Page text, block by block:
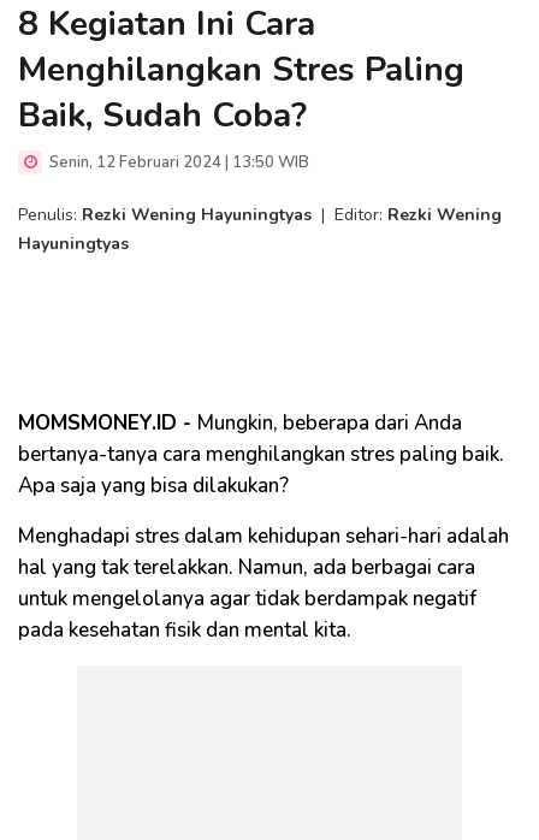
8 Kegiatan Ini Cara
Menghilangkan Stres Paling
Baik, Sudah Coba?
Senin, 12 Februari 2024 | 13:50 WIB
Penulis: Rezki Wening Hayuningtyas | Editor: Rezki Wening
Hayuningtyas
MOMSMONEY.ID - Mungkin, beberapa dari Anda
bertanya-tanya cara menghilangkan stres paling baik.
Apa saja yang bisa dilakukan?
Menghadapi stres dalam kehidupan sehari-hari adalah
hal yang tak terelakkan. Namun, ada berbagai cara
untuk mengelolanya agar tidak berdampak negatif
pada kesehatan fisik dan mental kita.